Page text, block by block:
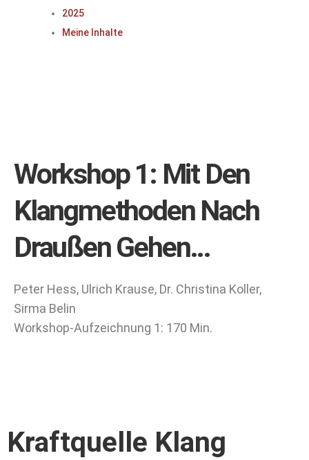
2025
Meine Inhalte
Workshop 1: Mit Den
Klangmethoden Nach
Draußen Gehen…
Peter Hess, Ulrich Krause, Dr. Christina Koller,
Sirma Belin
Workshop-Aufzeichnung 1: 170 Min.
Kraftquelle Klang